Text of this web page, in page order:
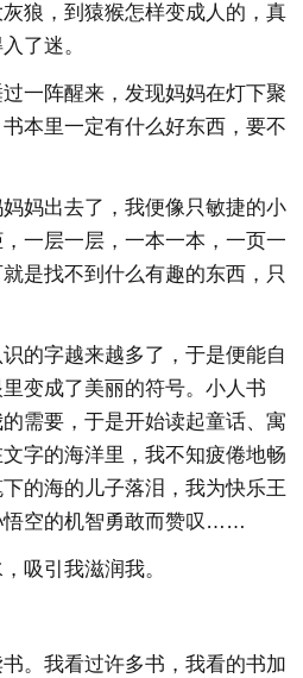
狼，到猿猴怎样变成人的，真
了迷。
一阵醒来，发现妈妈在灯下聚
本里一定有什么好东西，要不
妈出去了，我便像只敏捷的小
一层一层，一本一本，一页一
是找不到什么有趣的东西，只
的字越来越多了，于是便能自
变成了美丽的符号。小人书
需要，于是开始读起童话、寓
字的海洋里，我不知疲倦地畅
的海的儿子落泪，我为快乐王
悟空的机智勇敢而赞叹……
吸引我滋润我。
。我看过许多书，我看的书加